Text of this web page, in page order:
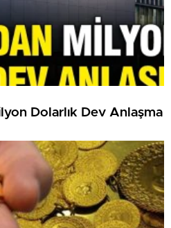
Dolarlık Dev Anlaşma